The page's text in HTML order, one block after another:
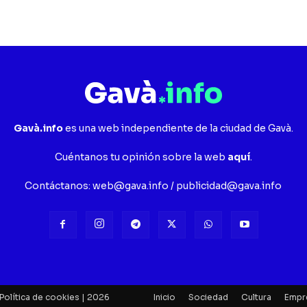
Gavà.infoes una web independiente de la ciudad de Gavà.
Cuéntanos tu opinión sobre la web aquí.
Contáctanos:web@gava.info / publicidad@gava.info
Inicio Sociedad Cultura
Política de cookies | 2026